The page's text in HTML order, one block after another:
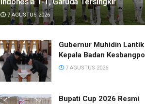
7 AGUSTUS 2026
Gubernur Muhidin Lantik
Kepala Badan
7 AGUSTUS 2026
Bupati Cup 2026 Resmi